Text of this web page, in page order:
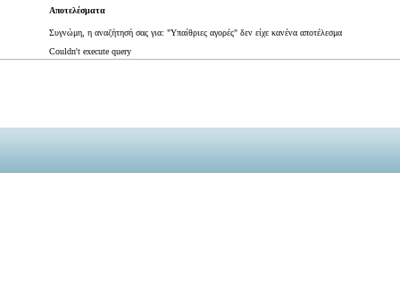
Αποτελέσματα
Συγνώμη, η αναζήτησή σας για: "Υπαίθριες αγορές" δεν είχε κανένα αποτέλεσμα
Couldn't execute query